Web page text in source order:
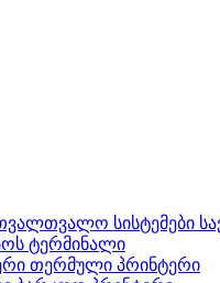
ტერმინალი
თერმული პრინტერი